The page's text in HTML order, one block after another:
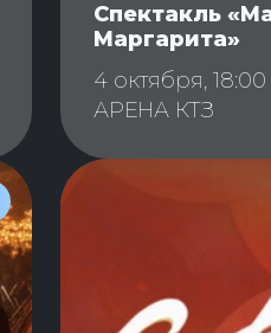
Спектакль
Маргарита»
4 октября, 18:00
АРЕНА КТЗ